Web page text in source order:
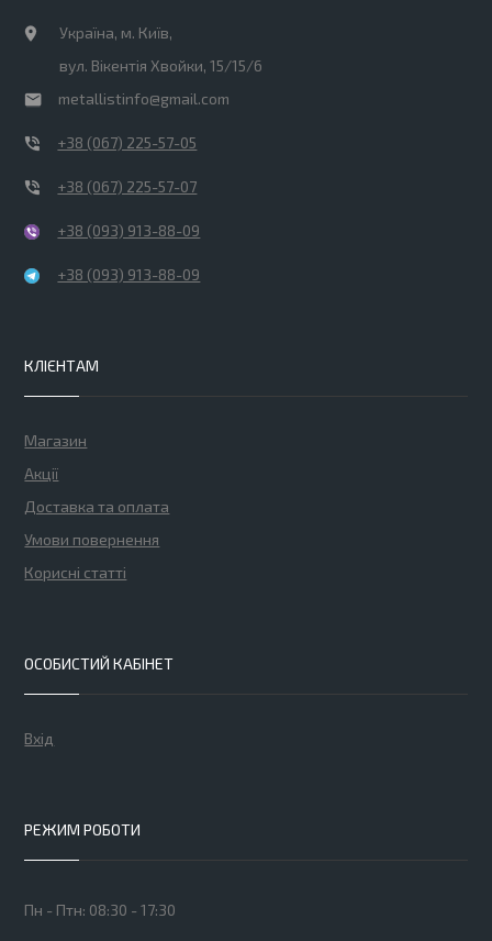
Україна, м. Київ,
вул. Вікентія Хвойки, 15/15/6
metallistinfo@gmail.com
+38 (067) 225-57-05
+38 (067) 225-57-07
+38 (093) 913-88-09
+38 (093) 913-88-09
КЛІЄНТАМ
Магазин
Акції
Доставка та оплата
Умови повернення
Корисні статті
ОСОБИСТИЙ КАБІНЕТ
Вхід
РЕЖИМ РОБОТИ
Пн - Птн: 08:30 - 17:30